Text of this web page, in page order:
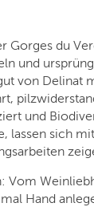
Gorges du
und
von Delinat
und
lassen sich
Vom
Hand